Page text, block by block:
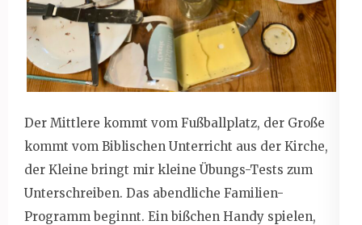
Der Mittlere kommt vom Fußballplatz, der Große
kommt vom Biblischen Unterricht aus der Kirche,
der Kleine bringt mir kleine Übungs-Tests zum
Unterschreiben. Das abendliche Familien-
Programm beginnt. Ein bißchen Handy spielen,